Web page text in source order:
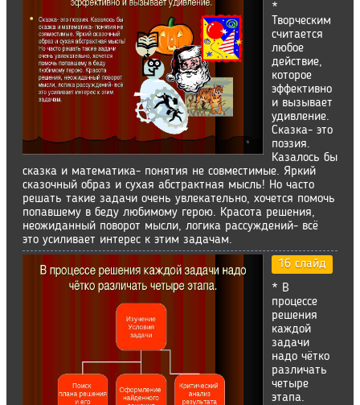
*
Творческим
считается
любое
действие,
которое
эффективно
и вызывает
удивление.
Сказка- это
поэзия.
Казалось бы
сказка и математика- понятия не совместимые. Яркий
сказочный образ и сухая абстрактная мысль! Но часто
решать такие задачи очень увлекательно, хочется помочь
попавшему в беду любимому герою. Красота решения,
неожиданный поворот мысли, логика рассуждений- всё
это усиливает интерес к этим задачам.
16 слайд
* В
процессе
решения
каждой
задачи
надо чётко
различать
четыре
этапа.